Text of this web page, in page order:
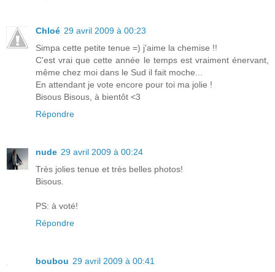
Chloé 29 avril 2009 à 00:23
Simpa cette petite tenue =) j'aime la chemise !!
C'est vrai que cette année le temps est vraiment énervant,
même chez moi dans le Sud il fait moche...
En attendant je vote encore pour toi ma jolie !
Bisous Bisous, à bientôt <3
Répondre
nude 29 avril 2009 à 00:24
Très jolies tenue et très belles photos!
Bisous.
PS: à voté!
Répondre
boubou 29 avril 2009 à 00:41